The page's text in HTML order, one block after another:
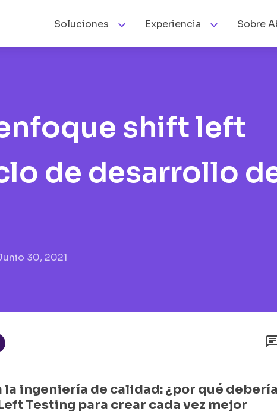
Soluciones  Experiencia  Sobre
shift left
de desarrollo
30, 2021
ingeniería de calidad: ¿por qué
Testing para crear cada vez mejor